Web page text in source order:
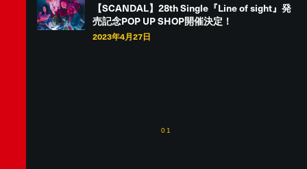
【SCANDAL】28th Single『Line of sight』発
売記念POP UP SHOP開催決定！
2023年4月27日
01